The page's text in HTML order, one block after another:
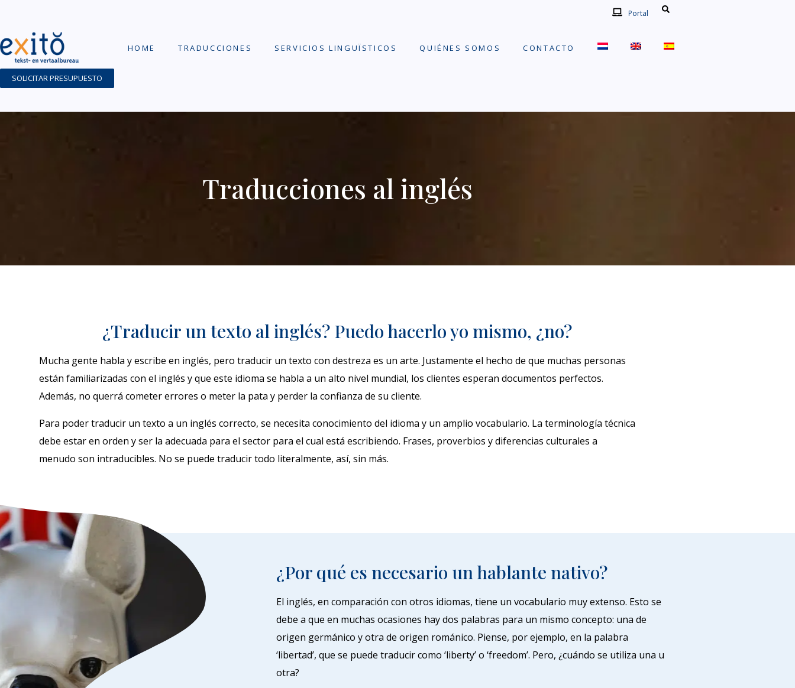
Portal
HOME TRADUCCIONES SERVICIOS LINGUÏSTICOS QUIÉNES SOMOS CONTACTO
SOLICITAR PRESUPUESTO
Traducciones al inglés
¿Traducir un texto al inglés? Puedo hacerlo yo mismo, ¿no?
Mucha gente habla y escribe en inglés, pero traducir un texto con destreza es un arte. Justamente el hecho de que muchas personas
están familiarizadas con el inglés y que este idioma se habla a un alto nivel mundial, los clientes esperan documentos perfectos.
Además, no querrá cometer errores o meter la pata y perder la confianza de su cliente.
Para poder traducir un texto a un inglés correcto, se necesita conocimiento del idioma y un amplio vocabulario. La terminología técnica
debe estar en orden y ser la adecuada para el sector para el cual está escribiendo. Frases, proverbios y diferencias culturales a
menudo son intraducibles. No se puede traducir todo literalmente, así, sin más.
¿Por qué es necesario un hablante nativo?
El inglés, en comparación con otros idiomas, tiene un vocabulario muy extenso. Esto se
debe a que en muchas ocasiones hay dos palabras para un mismo concepto: una de
origen germánico y otra de origen románico. Piense, por ejemplo, en la palabra
‘libertad’, que se puede traducir como ‘liberty’ o ‘freedom’. Pero, ¿cuándo se utiliza una u
otra?